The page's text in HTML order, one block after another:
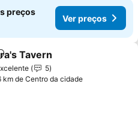
preços
Ver preços
aos favoritos
Tavern
5
km de Centro da cidade